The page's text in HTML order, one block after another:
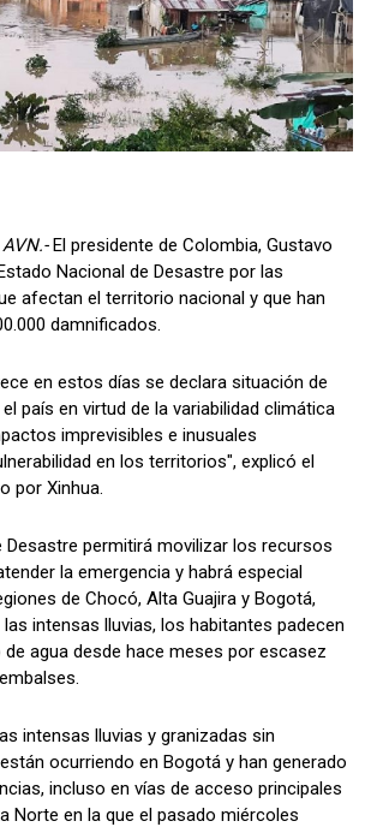
El presidente de Colombia, Gustavo
Nacional de Desastre por las
afectan el territorio nacional y que han
damnificados.
en estos días se declara situación de
país en virtud de la variabilidad climática
imprevisibles e inusuales
en los territorios", explicó el
por Xinhua.
Desastre permitirá movilizar los recursos
la emergencia y habrá especial
de Chocó, Alta Guajira y Bogotá,
intensas lluvias, los habitantes padecen
agua desde hace meses por escasez
intensas lluvias y granizadas sin
ocurriendo en Bogotá y han generado
incluso en vías de acceso principales
Norte en la que el pasado miércoles